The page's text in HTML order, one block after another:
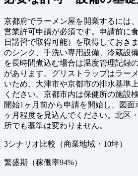
京都府でラーメン屋を開業するには
営業許可申請が必須です。申請前に
日講習で取得可能）を取得しておき
のシンク、手洗い専用設備、冷蔵設
を長時間煮込む場合は温度管理記録
があります。グリストラップはラー
いため、大津市や京都市の排水基準
ください。京都市内は保健所の施設
開始1ヶ月前から申請を開始し、図
ヶ月程度を見込んでください。北区
所でも基準は変わりません。
3シナリオ比較（商業地域・10坪）
繁盛期（稼働率94%）